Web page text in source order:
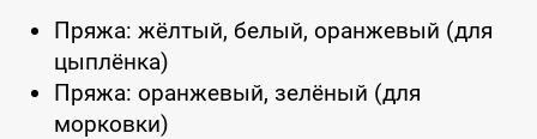
Пряжа: жёлтый, белый, оранжевый (для
цыплёнка)
Пряжа: оранжевый, зелёный (для
морковки)